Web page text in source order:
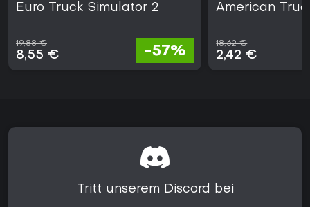
Euro Truck Simulator 2
19,88 €
8,55 € -57%
American
18,62 €
2,42 €
Tritt unserem Discord bei